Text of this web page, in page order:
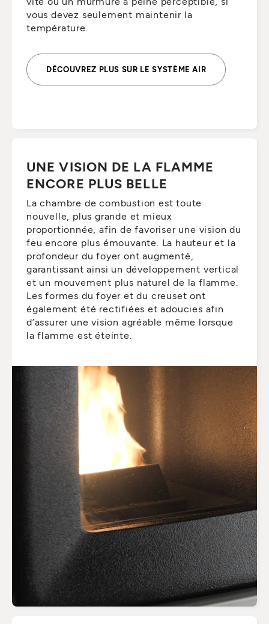
vous devez seulement maintenir la
température.
DÉCOUVREZ PLUS SUR LE SYSTÈME AIR
UNE VISION DE LA FLAMME
ENCORE PLUS BELLE
La chambre de combustion est toute
nouvelle, plus grande et mieux
proportionnée, afin de favoriser une vision du
feu encore plus émouvante. La hauteur et la
profondeur du foyer ont augmenté,
garantissant ainsi un développement vertical
et un mouvement plus naturel de la flamme.
Les formes du foyer et du creuset ont
également été rectifiées et adoucies afin
d’assurer une vision agréable même lorsque
la flamme est éteinte.